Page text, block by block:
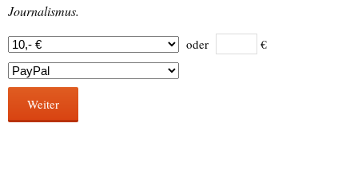
Journalismus.
oder €
Weiter